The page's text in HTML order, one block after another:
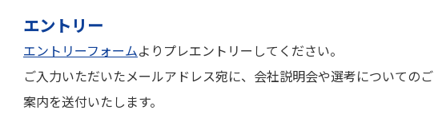
エントリー
エントリーフォームよりプレエントリーしてください。
ご入力いただいたメールアドレス宛に、会社説明会や選考についてのご
案内を送付いたします。